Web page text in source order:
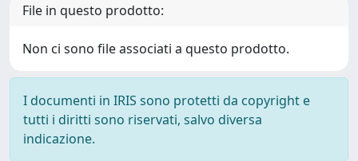
File in questo prodotto:
Non ci sono file associati a questo prodotto.
I documenti in IRIS sono protetti da copyright e
tutti i diritti sono riservati, salvo diversa
indicazione.